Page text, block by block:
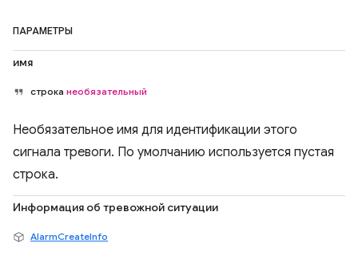
ПАРАМЕТРЫ
имя
строка необязательный
Необязательное имя для идентификации этого
сигнала тревоги. По умолчанию используется пустая
строка.
Информация об тревожной ситуации
AlarmCreateInfo